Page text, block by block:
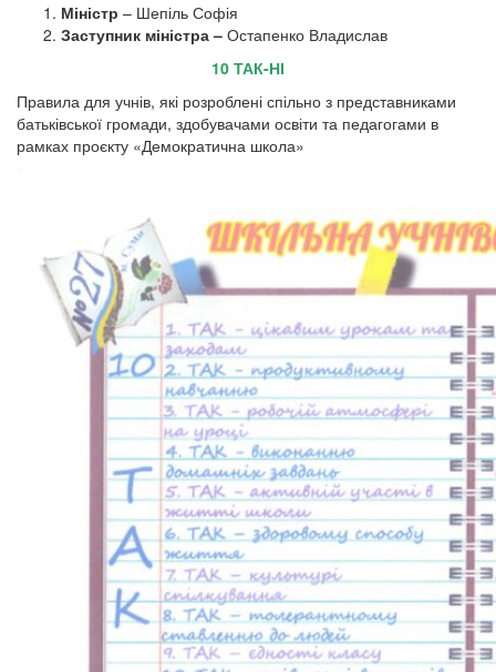
Міністр – Шепіль Софія
Заступник міністра – Остапенко Владислав
10 ТАК-НІ
Правила для учнів, які розроблені спільно з представниками
батьківської громади, здобувачами освіти та педагогами в
рамках проєкту «Демократична школа»